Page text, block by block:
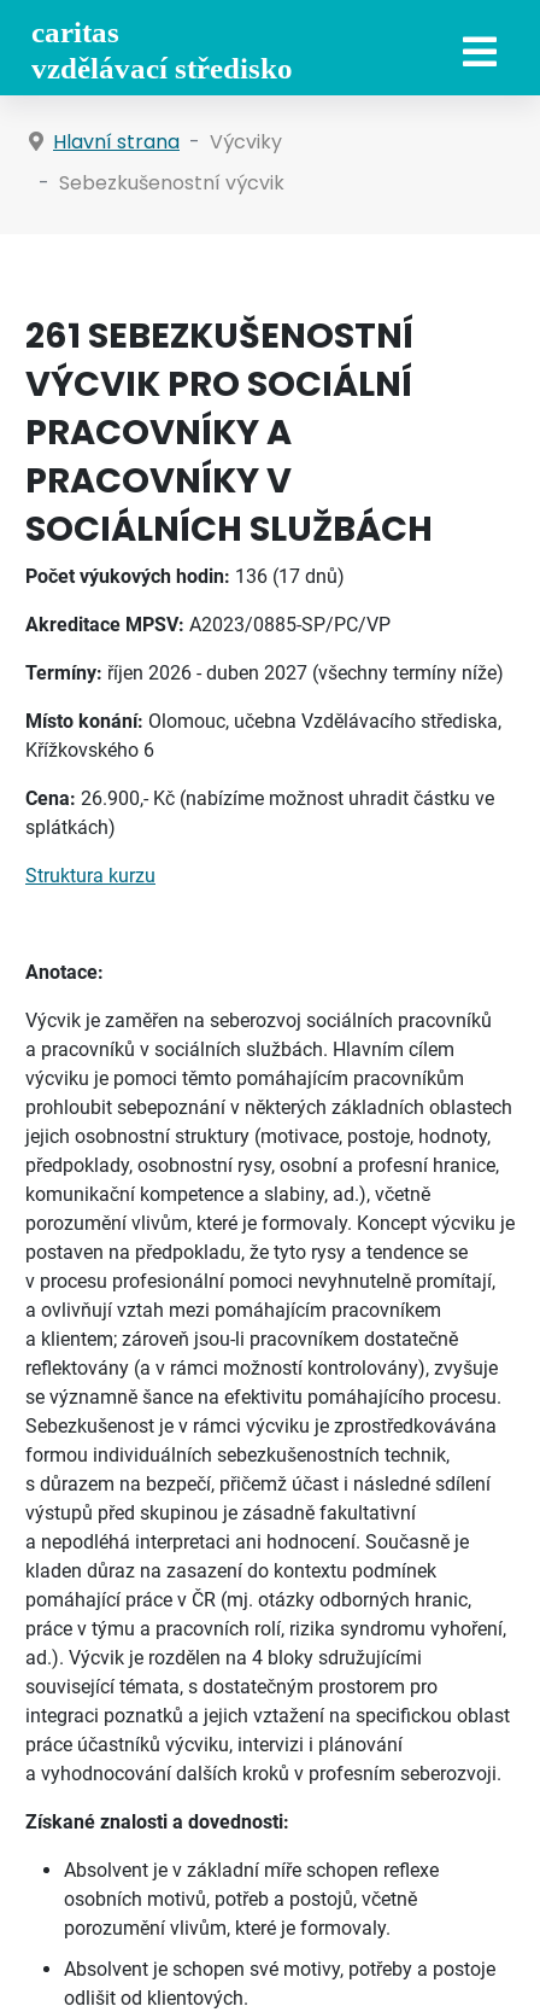
Hlavní strana
Výcviky
Sebezkušenostní výcvik
261 SEBEZKUŠENOSTNÍ
VÝCVIK PRO SOCIÁLNÍ
PRACOVNÍKY A
PRACOVNÍKY V
SOCIÁLNÍCH SLUŽBÁCH
Počet výukových hodin: 136 (17 dnů)
Akreditace MPSV: A2023/0885-SP/PC/VP
Termíny: říjen 2026 - duben 2027 (všechny termíny níže)
Místo konání: Olomouc, učebna Vzdělávacího střediska,
Křížkovského 6
Cena: 26.900,- Kč (nabízíme možnost uhradit částku ve
splátkách)
Struktura kurzu
Anotace:
Výcvik je zaměřen na seberozvoj sociálních pracovníků
a pracovníků v sociálních službách. Hlavním cílem
výcviku je pomoci těmto pomáhajícím pracovníkům
prohloubit sebepoznání v některých základních oblastech
jejich osobnostní struktury (motivace, postoje, hodnoty,
předpoklady, osobnostní rysy, osobní a profesní hranice,
komunikační kompetence a slabiny, ad.), včetně
porozumění vlivům, které je formovaly. Koncept výcviku je
postaven na předpokladu, že tyto rysy a tendence se
v procesu profesionální pomoci nevyhnutelně promítají,
a ovlivňují vztah mezi pomáhajícím pracovníkem
a klientem; zároveň jsou-li pracovníkem dostatečně
reflektovány (a v rámci možností kontrolovány), zvyšuje
se významně šance na efektivitu pomáhajícího procesu.
Sebezkušenost je v rámci výcviku je zprostředkovávána
formou individuálních sebezkušenostních technik,
s důrazem na bezpečí, přičemž účast i následné sdílení
výstupů před skupinou je zásadně fakultativní
a nepodléhá interpretaci ani hodnocení. Současně je
kladen důraz na zasazení do kontextu podmínek
pomáhající práce v ČR (mj. otázky odborných hranic,
práce v týmu a pracovních rolí, rizika syndromu vyhoření,
ad.). Výcvik je rozdělen na 4 bloky sdružujícími
související témata, s dostatečným prostorem pro
integraci poznatků a jejich vztažení na specifickou oblast
práce účastníků výcviku, intervizi i plánování
a vyhodnocování dalších kroků v profesním seberozvoji.
Získané znalosti a dovednosti:
Absolvent je v základní míře schopen reflexe
osobních motivů, potřeb a postojů, včetně
porozumění vlivům, které je formovaly.
Absolvent je schopen své motivy, potřeby a postoje
odlišit od klientových.